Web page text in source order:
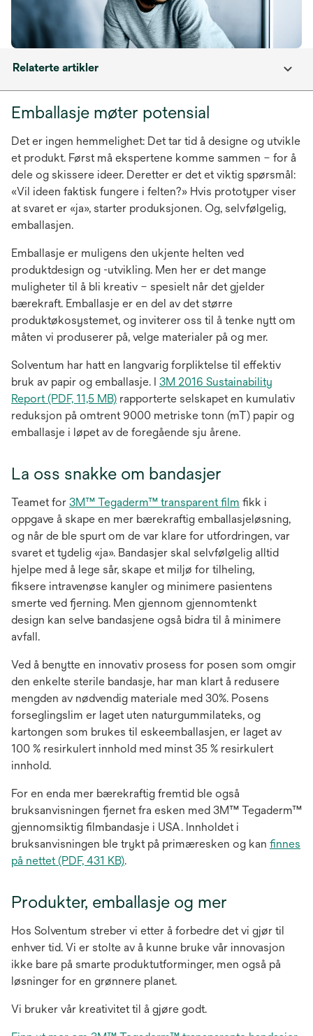
Relaterte artikler
Emballasje møter potensial
Det er ingen hemmelighet: Det tar tid å designe og utvikle
et produkt. Først må ekspertene komme sammen – for å
dele og skissere ideer. Deretter er det et viktig spørsmål:
«Vil ideen faktisk fungere i felten?» Hvis prototyper viser
at svaret er «ja», starter produksjonen. Og, selvfølgelig,
emballasjen.
Emballasje er muligens den ukjente helten ved
produktdesign og -utvikling. Men her er det mange
muligheter til å bli kreativ – spesielt når det gjelder
bærekraft. Emballasje er en del av det større
produktøkosystemet, og inviterer oss til å tenke nytt om
måten vi produserer på, velge materialer på og mer.
Solventum har hatt en langvarig forpliktelse til effektiv
bruk av papir og emballasje. I 3M 2016 Sustainability
Report (PDF, 11,5 MB)opens
in
a
rapporterte selskapet en kumulativ
reduksjon på omtrent 9000 metriske tonn (mT) papir og
emballasje i løpet av de foregående sju årene.
La oss snakke om bandasjer
Teamet for 3M™ Tegaderm™ transparent film fikk i
oppgave å skape en mer bærekraftig emballasjeløsning,
og når de ble spurt om de var klare for utfordringen, var
svaret et tydelig «ja». Bandasjer skal selvfølgelig alltid
hjelpe med å lege sår, skape et miljø for tilheling,
fiksere intravenøse kanyler og minimere pasientens
smerte ved fjerning. Men gjennom gjennomtenkt
design kan selve bandasjene også bidra til å minimere
avfall.
Ved å benytte en innovativ prosess for posen som omgir
den enkelte sterile bandasje, har man klart å redusere
mengden av nødvendig materiale med 30%. Posens
forseglingslim er laget uten naturgummilateks, og
kartongen som brukes til eskeemballasjen, er laget av
100 % resirkulert innhold med minst 35 % resirkulert
innhold.
For en enda mer bærekraftig fremtid ble også
bruksanvisningen fjernet fra esken med 3M™ Tegaderm™
gjennomsiktig filmbandasje i USA. Innholdet i
bruksanvisningen ble trykt på primæresken og kan finnes
på nettet (PDF, 431 KB)opens
new
tab
.
Produkter, emballasje og mer
Hos Solventum streber vi etter å forbedre det vi gjør til
enhver tid. Vi er stolte av å kunne bruke vår innovasjon
ikke bare på smarte produktutforminger, men også på
løsninger for en grønnere planet.
Vi bruker vår kreativitet til å gjøre godt.